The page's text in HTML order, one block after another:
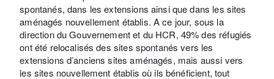
spontanés, dans les extensions ainsi que dans les sites
aménagés nouvellement établis. A ce jour, sous la
direction du Gouvernement et du HCR, 49% des réfugiés
ont été relocalisés des sites spontanés vers les
extensions d’anciens sites aménagés, mais aussi vers
les sites nouvellement établis où ils bénéficient, tout